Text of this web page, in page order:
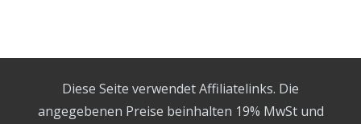
Diese Seite verwendet Affiliatelinks. Die
angegebenen Preise beinhalten 19% MwSt und